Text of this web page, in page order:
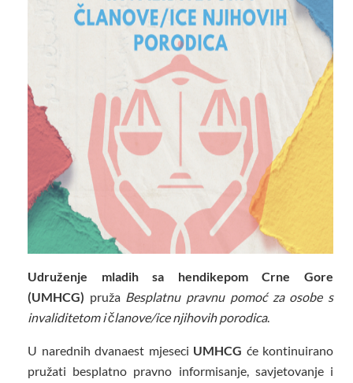
Udruženje mladih sa hendikepom Crne Gore
(UMHCG) pruža Besplatnu pravnu pomoć za osobe s
invaliditetom i članove/ice njihovih porodica.
U narednih dvanaest mjeseci UMHCG će kontinuirano
pružati besplatno pravno informisanje, savjetovanje i